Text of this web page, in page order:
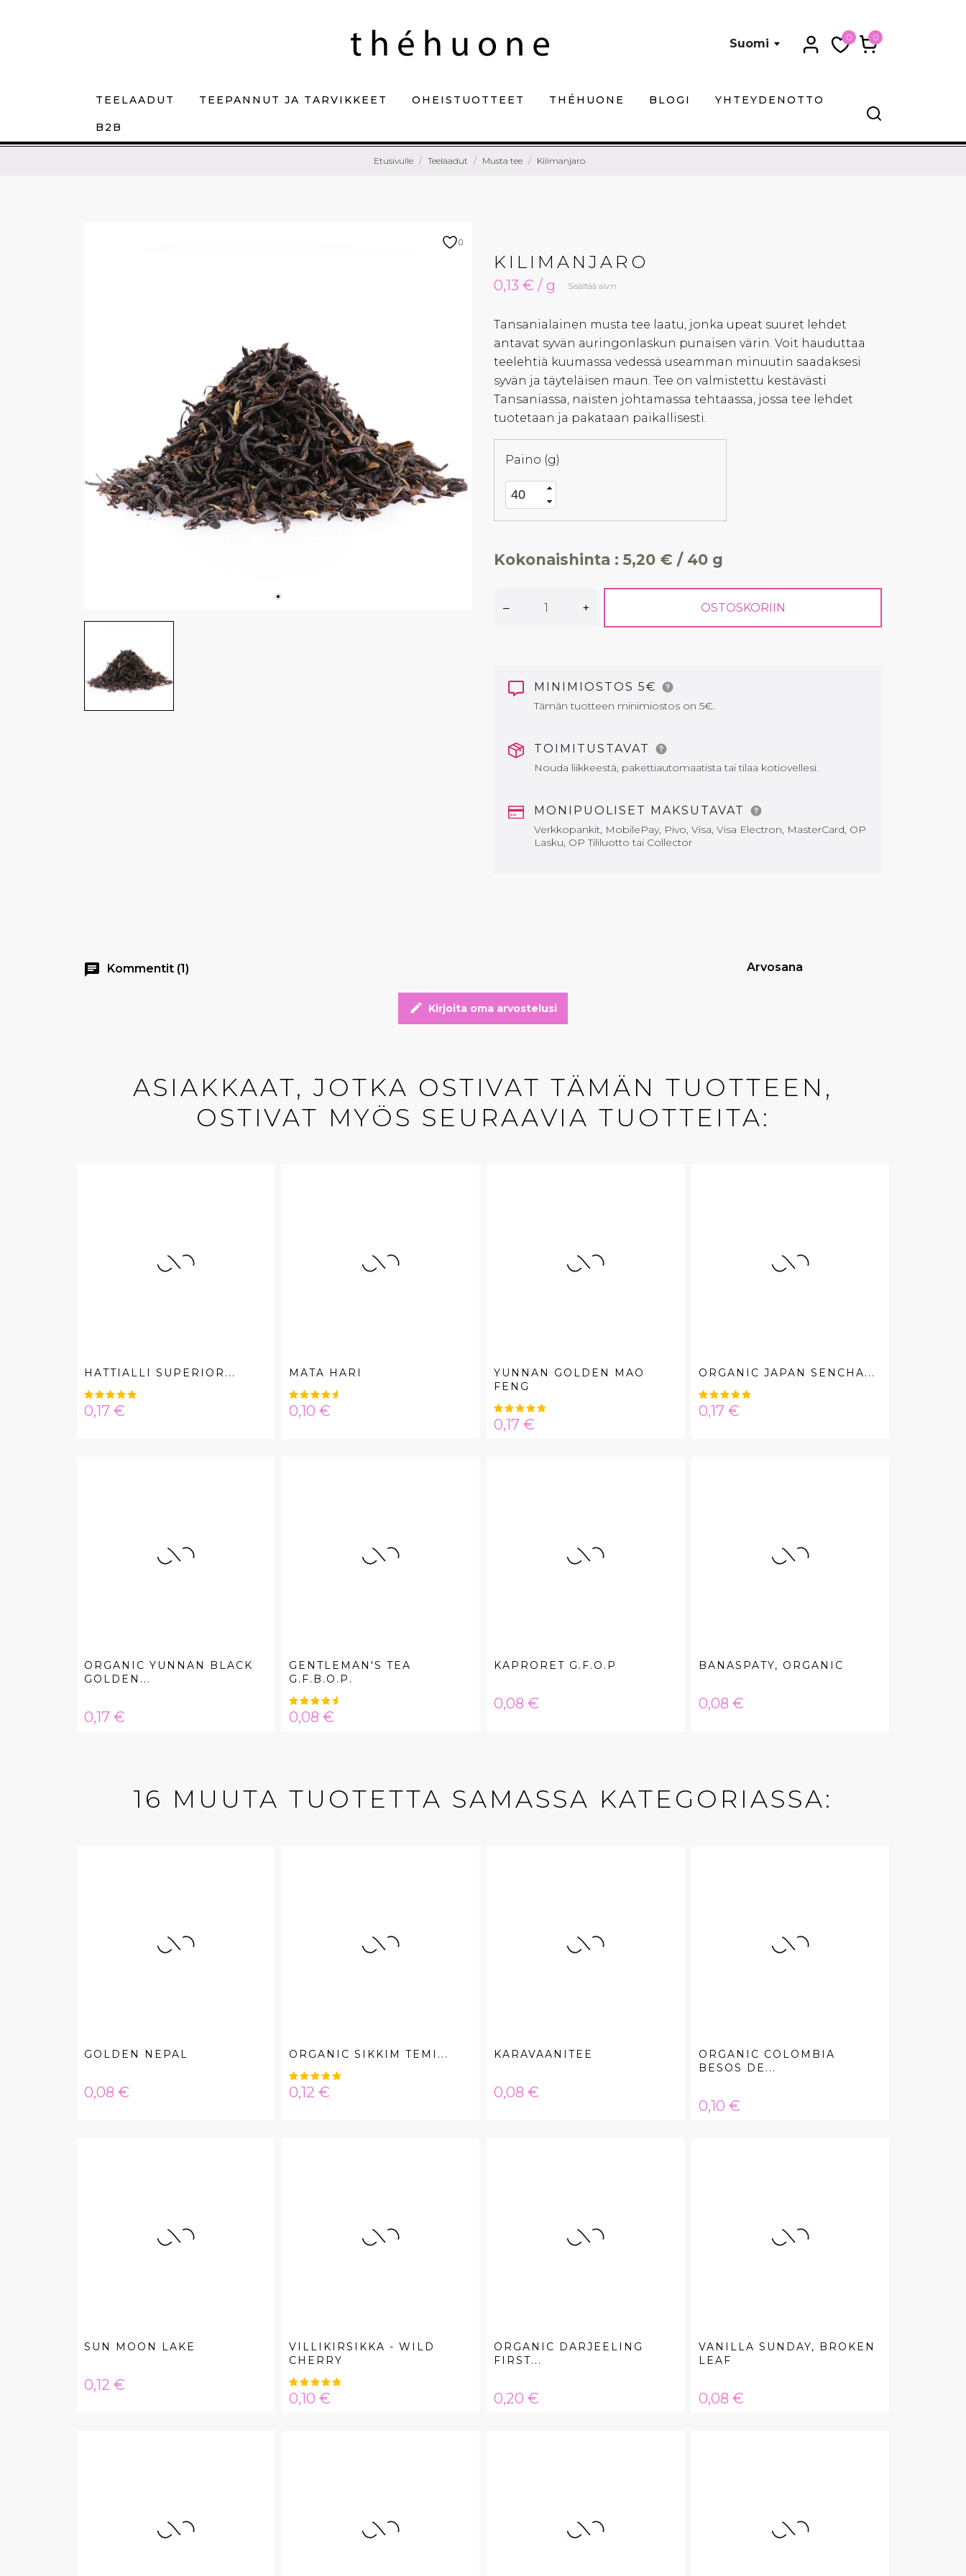
Suomi 0 0
TEELAADUT TEEPANNUT JA TARVIKKEET OHEISTUOTTEET THÉHUONE BLOGI YHTEYDENOTTO
B2B
Etusivulle Teelaadut Musta tee Kilimanjaro
0
KILIMANJARO
0,13 € / g Sisältää alv:n
Tansanialainen musta tee laatu, jonka upeat suuret lehdet
antavat syvän auringonlaskun punaisen värin. Voit hauduttaa
teelehtiä kuumassa vedessä useamman minuutin saadaksesi
syvän ja täyteläisen maun. Tee on valmistettu kestävästi
Tansaniassa, naisten johtamassa tehtaassa, jossa tee lehdet
tuotetaan ja pakataan paikallisesti.
Paino (g)
Kokonaishinta : 5,20 € / 40 g
– + OSTOSKORIIN
MINIMIOSTOS 5€
Tämän tuotteen minimiostos on 5€.
TOIMITUSTAVAT
Nouda liikkeestä, pakettiautomaatista tai tilaa kotiovellesi.
MONIPUOLISET MAKSUTAVAT
Verkkopankit, MobilePay, Pivo, Visa, Visa Electron, MasterCard, OP
Lasku, OP Tililuotto tai Collector
chat Kommentit (1) Arvosana
edit Kirjoita oma arvostelusi
ASIAKKAAT, JOTKA OSTIVAT TÄMÄN TUOTTEEN,
OSTIVAT MYÖS SEURAAVIA TUOTTEITA:
HATTIALLI SUPERIOR...
Hinta
0,17 €
MATA HARI
Hinta
0,10 €
YUNNAN GOLDEN MAO
FENG
Hinta
0,17 €
ORGANIC JAPAN SENCHA...
Hinta
0,17 €
ORGANIC YUNNAN BLACK
GOLDEN...
Hinta
0,17 €
GENTLEMAN'S TEA
G.F.B.O.P.
Hinta
0,08 €
KAPRORET G.F.O.P
Hinta
0,08 €
BANASPATY, ORGANIC
Hinta
0,08 €
16 MUUTA TUOTETTA SAMASSA KATEGORIASSA:
GOLDEN NEPAL
Hinta
0,08 €
ORGANIC SIKKIM TEMI...
Hinta
0,12 €
KARAVAANITEE
Hinta
0,08 €
ORGANIC COLOMBIA
BESOS DE...
Hinta
0,10 €
SUN MOON LAKE
Hinta
0,12 €
VILLIKIRSIKKA - WILD
CHERRY
Hinta
0,10 €
ORGANIC DARJEELING
FIRST...
Hinta
0,20 €
VANILLA SUNDAY, BROKEN
LEAF
Hinta
0,08 €